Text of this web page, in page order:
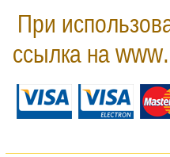
При
ссылка на